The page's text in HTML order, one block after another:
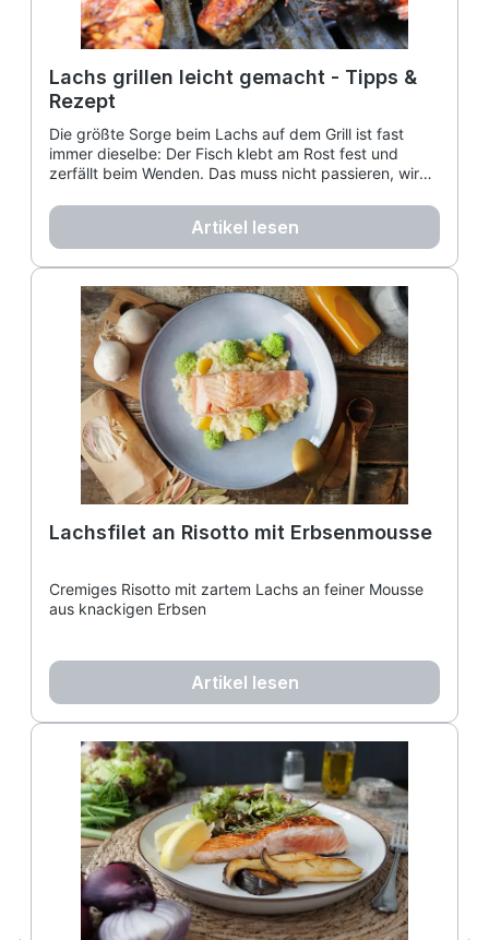
Lachs grillen leicht gemacht - Tipps &
Rezept
Die größte Sorge beim Lachs auf dem Grill ist fast
immer dieselbe: Der Fisch klebt am Rost fest und
zerfällt beim Wenden. Das muss nicht passieren, wir
Artikel lesen
Lachsfilet an Risotto mit Erbsenmousse
Cremiges Risotto mit zartem Lachs an feiner Mousse
aus knackigen Erbsen
Artikel lesen